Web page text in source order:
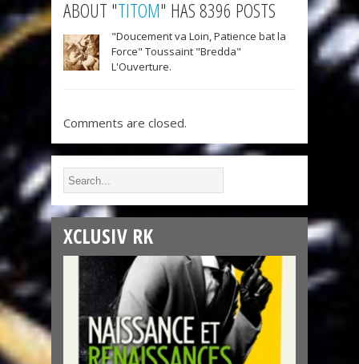
ABOUT "TITOM" HAS 8396 POSTS
"Doucement va Loin, Patience bat la
Force" Toussaint "Bredda"
L'Ouverture.
Comments are closed.
XCLUSIV RK